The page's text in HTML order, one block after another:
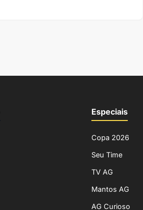
Especiais
Copa 2026
Seu Time
TV AG
Mantos AG
AG Curioso